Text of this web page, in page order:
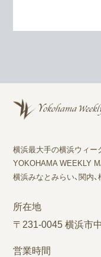
横浜最大手の横浜ウィー
YOKOHAMA WEEKLY
横浜みなとみらい、関内
所在地
〒231-0045 横浜市
営業時間